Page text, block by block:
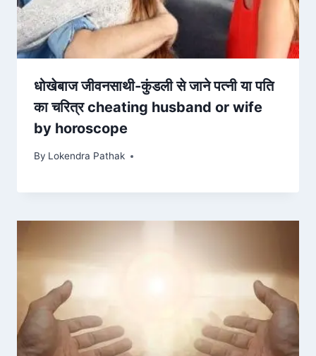
धोखेबाज जीवनसाथी-कुंडली से जाने पत्नी या पति
का चरित्र cheating husband or wife
by horoscope
By Lokendra Pathak